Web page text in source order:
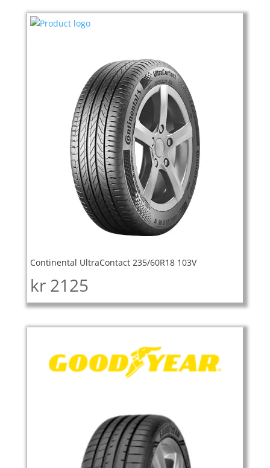
Continental UltraContact 235/60R18 103V
kr 2125